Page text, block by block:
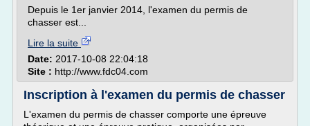
Depuis le 1er janvier 2014, l'examen du permis de
chasser est...
Lire la suite
Date: 2017-10-08 22:04:18
Site : http://www.fdc04.com
Inscription à l'examen du permis de chasser
L'examen du permis de chasser comporte une épreuve